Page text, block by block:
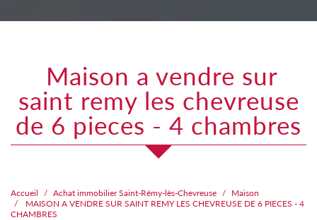
maison a vendre sur
saint remy les chevreuse
de 6 pieces - 4 chambres
Accueil Achat immobilier Saint-Rémy-lès-Chevreuse
Maison
MAISON A VENDRE SUR SAINT REMY LES CHEVREUSE DE 6 PIECES - 4
CHAMBRES